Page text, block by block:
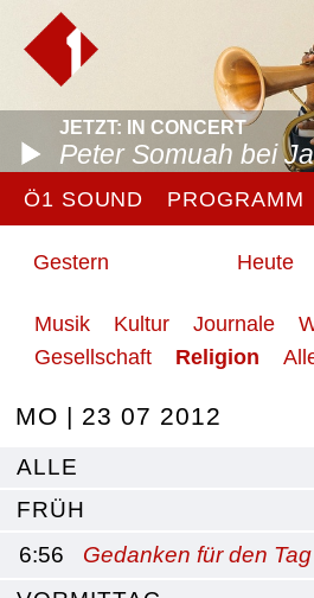
JETZT: IN CONCERT
Peter Somuah bei
Ö1 SOUND PROGRAMM
Gestern Heute
Musik Kultur Journale
Gesellschaft
Religion
MO | 23 07 2012
ALLE
FRÜH
6:56
Gedanken für den Tag